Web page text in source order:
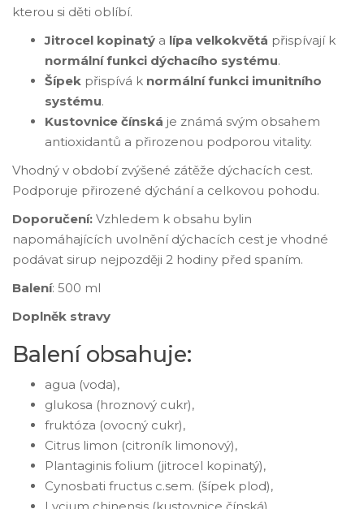
kterou si děti oblíbí.
Jitrocel kopinatý a lípa velkokvětá přispívají k
normální funkci dýchacího systému.
Šípek přispívá k normální funkci imunitního
systému.
Kustovnice čínská je známá svým obsahem
antioxidantů a přirozenou podporou vitality.
Vhodný v období zvýšené zátěže dýchacích cest.
Podporuje přirozené dýchání a celkovou pohodu.
Doporučení: Vzhledem k obsahu bylin
napomáhajících uvolnění dýchacích cest je vhodné
podávat sirup nejpozději 2 hodiny před spaním.
Balení: 500 ml
Doplněk stravy
Balení obsahuje:
agua (voda),
glukosa (hroznový cukr),
fruktóza (ovocný cukr),
Citrus limon (citroník limonový),
Plantaginis folium (jitrocel kopinatý),
Cynosbati fructus c.sem. (šípek plod),